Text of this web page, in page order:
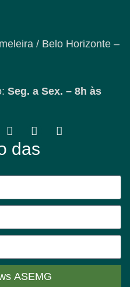
/ Belo Horizonte –
Seg. a Sex. – 8h às
das
ASEMG